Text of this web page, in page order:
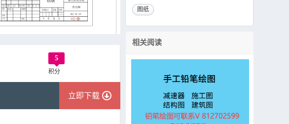
5
积分
立即下载
图纸
相关阅读